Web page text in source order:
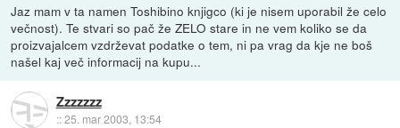
Jaz mam v ta namen Toshibino knjigco (ki je nisem uporabil že celo
večnost). Te stvari so pač že ZELO stare in ne vem koliko se da
proizvajalcem vzdrževat podatke o tem, ni pa vrag da kje ne boš
našel kaj več informacij na kupu...
Zzzzzzz
::25. mar 2003, 13:54